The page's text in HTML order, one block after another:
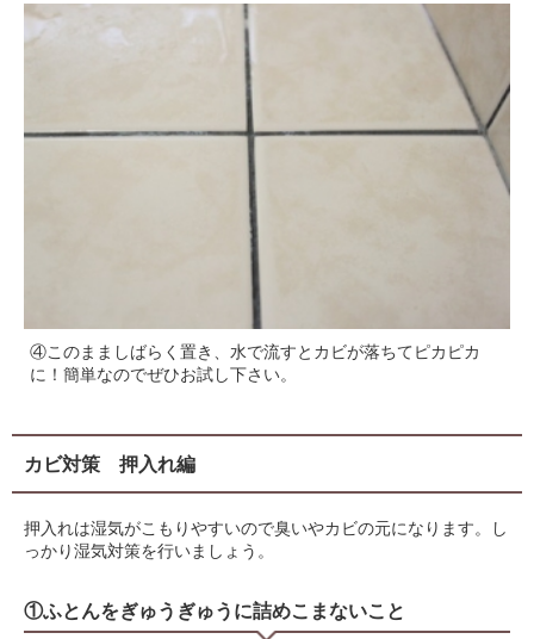
④このまましばらく置き、水で流すとカビが落ちてピカピカ
に！簡単なのでぜひお試し下さい。
カビ対策 押入れ編
押入れは湿気がこもりやすいので臭いやカビの元になります。し
っかり湿気対策を行いましょう。
①ふとんをぎゅうぎゅうに詰めこまないこと